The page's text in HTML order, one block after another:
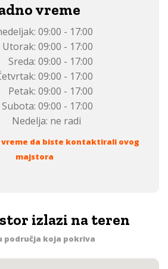
vreme
09:00 - 17:00
Utorak: 09:00 - 17:00
Sreda: 09:00 - 17:00
09:00 - 17:00
Petak: 09:00 - 17:00
Subota: 09:00 - 17:00
Nedelja: ne radi
da biste kontaktirali ovog
majstora
izlazi na teren
područja koja pokriva